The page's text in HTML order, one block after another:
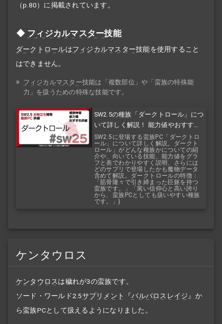
（p.80）に掲載されています。
フィジカルマスター技能
ダークトロールはフィジカルマスター技能を使用すること
はできません。
※ フィジカルマスター技能は「複数部位」や「蛮族の特殊能
力」を扱うための特殊な技能です。
SW2.5の種族「ダークトロール」につ
いて詳しく解説！ 能力値やおすすめ
技能などを紹介！ 『バルバロスレイ
ジ』『バルバロスサーガ』
SW2.5に登場する蛮族PC「ダークトロ
ール」について詳しく解説。ダークト
ロール」がどんな種族かについての紹
介や、向いている技能、能力値をグラ
フと表でわかりやすく説明、さらには
どのサプリで登場したかも魔物データ
含めて解説。ダークトロールの特徴：
「筋骨隆々で引き締まった巨躯を持つ
蛮族です。」「篤い信仰心と高い誇り
から、蛮族PCとしても扱いやすい種族
です。」}
ケンタウロス
ケンタウロスは穢れが3の蛮族です。
ソード・ワールド2.5サプリメント 『バルバロスレイジ』か
ら蛮族PCとして扱えるようになりました。